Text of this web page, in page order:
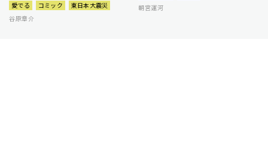
愛でる コミック
東日本大震災
谷原章介
朝宮運河